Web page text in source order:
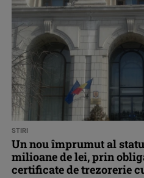
STIRI
Un nou împrumut al
milioane de lei, prin
certificate de trezorerie